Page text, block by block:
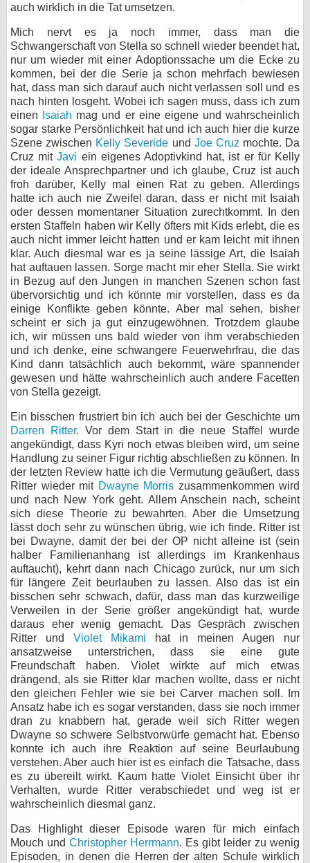
auch wirklich in die Tat umsetzen.
Mich nervt es ja noch immer, dass man die
Schwangerschaft von Stella so schnell wieder beendet hat,
nur um wieder mit einer Adoptionssache um die Ecke zu
kommen, bei der die Serie ja schon mehrfach bewiesen
hat, dass man sich darauf auch nicht verlassen soll und es
nach hinten losgeht. Wobei ich sagen muss, dass ich zum
einen
Isaiah mag und er eine eigene und wahrscheinlich
sogar starke Persönlichkeit hat und ich auch hier die kurze
Szene zwischen Kelly Severide und Joe Cruz mochte. Da
Cruz mitJavi ein eigenes Adoptivkind hat, ist er für Kelly
der ideale Ansprechpartner und ich glaube, Cruz ist auch
froh darüber, Kelly mal einen Rat zu geben. Allerdings
hatte ich auch nie Zweifel daran, dass er nicht mit Isaiah
oder dessen momentaner Situation zurechtkommt. In den
ersten Staffeln haben wir Kelly öfters mit Kids erlebt, die es
auch nicht immer leicht hatten und er kam leicht mit ihnen
klar. Auch diesmal war es ja seine lässige Art, die Isaiah
hat auftauen lassen. Sorge macht mir eher Stella. Sie wirkt
in Bezug auf den Jungen in manchen Szenen schon fast
übervorsichtig und ich könnte mir vorstellen, dass es da
einige Konflikte geben könnte. Aber mal sehen, bisher
scheint er sich ja gut einzugewöhnen. Trotzdem glaube
ich, wir müssen uns bald wieder von ihm verabschieden
und ich denke, eine schwangere Feuerwehrfrau, die das
Kind dann tatsächlich auch bekommt, wäre spannender
gewesen und hätte wahrscheinlich auch andere Facetten
von Stella gezeigt.
Ein bisschen frustriert bin ich auch bei der Geschichte um
Darren Ritter. Vor dem Start in die neue Staffel wurde
angekündigt, dass Kyri noch etwas bleiben wird, um seine
Handlung zu seiner Figur richtig abschließen zu können. In
der letzten Review hatte ich die Vermutung geäußert, dass
Ritter wieder mit Dwayne Morris zusammenkommen wird
und nach New York geht. Allem Anschein nach, scheint
sich diese Theorie zu bewahrten. Aber die Umsetzung
lässt doch sehr zu wünschen übrig, wie ich finde. Ritter ist
bei Dwayne, damit der bei der OP nicht alleine ist (sein
halber Familienanhang ist allerdings im Krankenhaus
auftaucht), kehrt dann nach Chicago zurück, nur um sich
für längere Zeit beurlauben zu lassen. Also das ist ein
bisschen sehr schwach, dafür, dass man das kurzweilige
Verweilen in der Serie größer angekündigt hat, wurde
daraus eher wenig gemacht. Das Gespräch zwischen
Ritter und Violet Mikami hat in meinen Augen nur
ansatzweise unterstrichen, dass sie eine gute
Freundschaft haben. Violet wirkte auf mich etwas
drängend, als sie Ritter klar machen wollte, dass er nicht
den gleichen Fehler wie sie bei Carver machen soll. Im
Ansatz habe ich es sogar verstanden, dass sie noch immer
dran zu knabbern hat, gerade weil sich Ritter wegen
Dwayne so schwere Selbstvorwürfe gemacht hat. Ebenso
konnte ich auch ihre Reaktion auf seine Beurlaubung
verstehen. Aber auch hier ist es einfach die Tatsache, dass
es zu übereilt wirkt. Kaum hatte Violet Einsicht über ihr
Verhalten, wurde Ritter verabschiedet und weg ist er
wahrscheinlich diesmal ganz.
Das Highlight dieser Episode waren für mich einfach
Mouch und Christopher Herrmann. Es gibt leider zu wenig
Episoden, in denen die Herren der alten Schule wirklich